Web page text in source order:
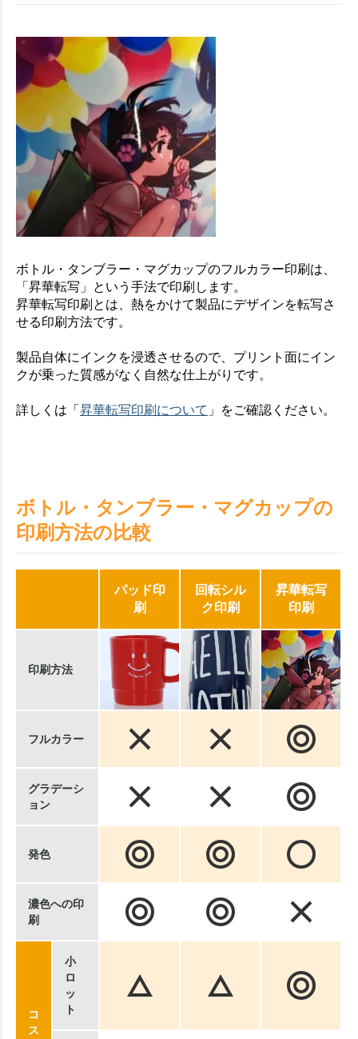
ボトル・タンブラー・マグカップのフルカラー印刷は、
「昇華転写」という手法で印刷します。
昇華転写印刷とは、熱をかけて製品にデザインを転写さ
せる印刷方法です。
製品自体にインクを浸透させるので、プリント面にイン
クが乗った質感がなく自然な仕上がりです。
詳しくは「 昇華転写印刷について 」をご確認ください。
ボトル・タンブラー・マグカップの
印刷方法の比較
パッド印
刷
回転シル
ク印刷
昇華転写
印刷
印刷方法
フルカラー
グラデーシ
ョン
発色
濃色への印
刷
コ
ス
小
ロ
ッ
ト